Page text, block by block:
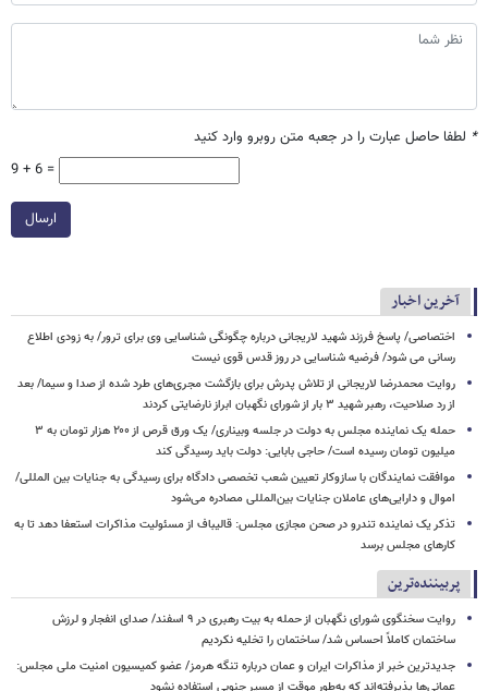
* لطفا حاصل عبارت را در جعبه متن روبرو وارد کنید
9 + 6 =
ارسال
آخرین اخبار
اختصاصی/ پاسخ فرزند شهید لاریجانی درباره چگونگی شناسایی وی برای ترور/ به زودی اطلاع
رسانی می شود/ فرضیه شناسایی در روز قدس قوی نیست
روایت محمدرضا لاریجانی از تلاش پدرش برای بازگشت مجری‌های طرد شده از صدا و سیما/ بعد
از رد صلاحیت، رهبر شهید ۳ بار از شورای نگهبان ابراز نارضایتی کردند
حمله یک نماینده مجلس به دولت در جلسه وبیناری/ یک ورق قرص از ۲۰۰ هزار تومان به ۳
میلیون تومان رسیده است/ حاجی بابایی: دولت باید رسیدگی کند
موافقت نمایندگان با سازوکار تعیین شعب تخصصی دادگاه برای رسیدگی به جنایات بین المللی/
اموال و دارایی‌های عاملان جنایات بین‌المللی مصادره می‌شود
تذکر یک نماینده تندرو در صحن مجازی مجلس: قالیباف از مسئولیت مذاکرات استعفا دهد تا به
کارهای مجلس برسد
پربیننده‌ترین
روایت سخنگوی شورای نگهبان از حمله به بیت رهبری در ۹ اسفند/ صدای انفجار و لرزش
ساختمان کاملاً احساس شد/ ساختمان را تخلیه نکردیم
جدیدترین خبر از مذاکرات ایران و عمان درباره تنگه هرمز/ عضو کمیسیون امنیت ملی مجلس: